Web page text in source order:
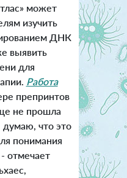
может
изучить
ДНК
выявить
для
Работа
препринтов
не прошла
думаю, что это
понимания
отмечает